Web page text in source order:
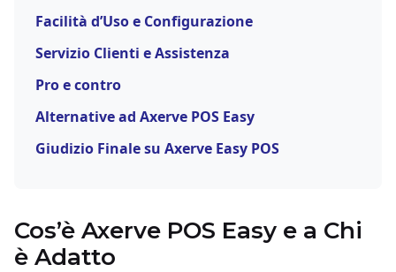
Facilità d’Uso e Configurazione
Servizio Clienti e Assistenza
Pro e contro
Alternative ad Axerve POS Easy
Giudizio Finale su Axerve Easy POS
Cos’è Axerve POS Easy e a Chi
è Adatto